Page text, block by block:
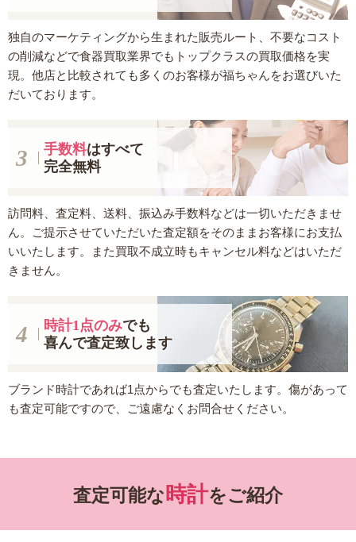
独自のマーケティングから生まれた販売ルート、不要なコスト
の削減などで食器買取業界でもトップクラスの買取価格を実
現。他店と比較されても多くのお客様が福ちゃんをお選びいた
だいております。
手数料はすべて
完全無料
訪問料、査定料、送料、振込み手数料などは一切いただきませ
ん。ご提示させていただいた査定額をそのままお客様にお支払
いいたします。また買取不成立時もキャンセル料などはいただ
きません。
時計1点のみでも
喜んで査定致します
ブランド時計であれば1点からでも査定いたします。傷があって
も査定可能ですので、ご遠慮なくお問合せください。
査定可能な 時計をご紹介